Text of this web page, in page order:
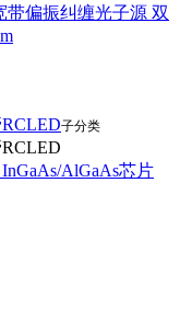
带偏振纠缠光子源 双
子分类
AlGaAs芯片